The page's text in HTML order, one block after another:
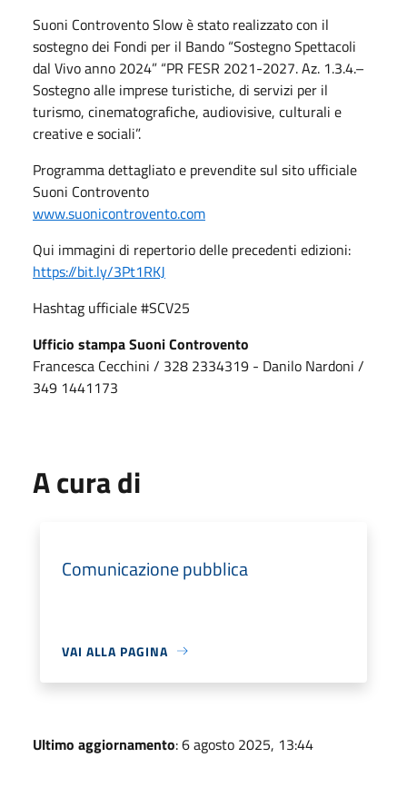
Suoni Controvento Slow è stato realizzato con il
sostegno dei Fondi per il Bando “Sostegno Spettacoli
dal Vivo anno 2024” “PR FESR 2021-2027. Az. 1.3.4.–
Sostegno alle imprese turistiche, di servizi per il
turismo, cinematografiche, audiovisive, culturali e
creative e sociali”.
Programma dettagliato e prevendite sul sito ufficiale
Suoni Controvento
www.suonicontrovento.com
Qui immagini di repertorio delle precedenti edizioni:
https://bit.ly/3Pt1RKJ
Hashtag ufficiale #SCV25
Ufficio stampa Suoni Controvento
Francesca Cecchini / 328 2334319 - Danilo Nardoni /
349 1441173
A cura di
Comunicazione pubblica
VAI ALLA PAGINA
Ultimo aggiornamento: 6 agosto 2025, 13:44